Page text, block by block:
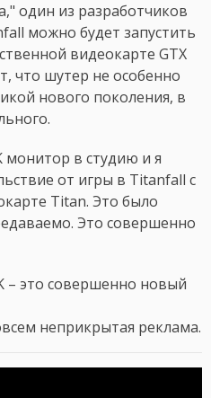
один из разработчиков
можно будет запустить
видеокарте GTX
что шутер не особенно
нового поколения, в
в студию и я
от игры в Titanfall с
Titan. Это было
Это совершенно
– это совершенно новый
неприкрытая реклама.